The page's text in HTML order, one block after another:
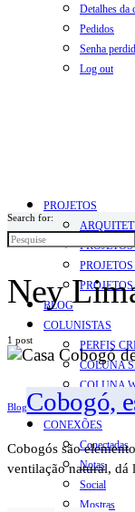
Detalhes da
Pedidos
Senha
Log out
PROJETOS
BLOG
COLUNISTAS
PERFIS
COLUNA
COLUNA
CONEXÕES
Conectadas
Notas
Social
Mostras
Search for:
Ney
1 post
BlogCobogó,
Cobogós são
ventilação natural,